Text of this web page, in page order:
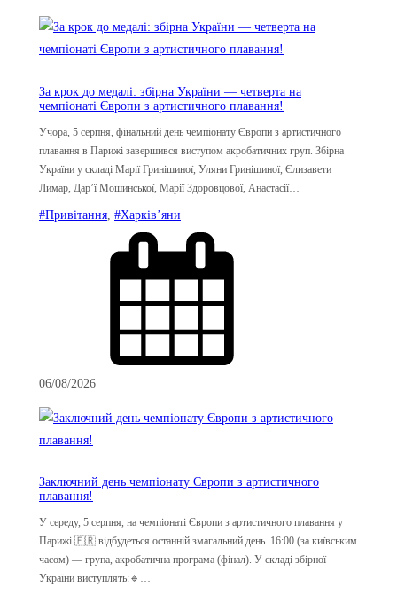
За крок до медалі: збірна України — четверта на
чемпіонаті Європи з артистичного плавання!
Учора, 5 серпня, фінальний день чемпіонату Європи з артистичного
плавання в Парижі завершився виступом акробатичних груп. Збірна
України у складі Марії Гринішиної, Уляни Гринішиної, Єлизавети
Лимар, Дар’ї Мошинської, Марії Здоровцової, Анастасії…
#Привітання #Харків’яни
06/08/2026
Заключний день чемпіонату Європи з артистичного
плавання!
У середу, 5 серпня, на чемпіонаті Європи з артистичного плавання у
Парижі 🇫🇷 відбудеться останній змагальний день. 16:00 (за київським
часом) — група, акробатична програма (фінал). У складі збірної
України виступлять:🔹…